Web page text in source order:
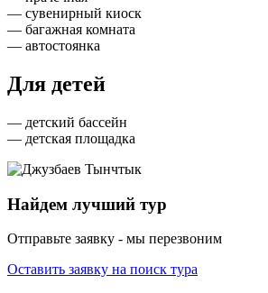
— сувенирный киоск
— багажная комната
— автостоянка
Для детей
— детский бассейн
— детская площадка
Найдем лучший тур
Отправьте заявку - мы перезвоним
Оставить заявку на поиск тура